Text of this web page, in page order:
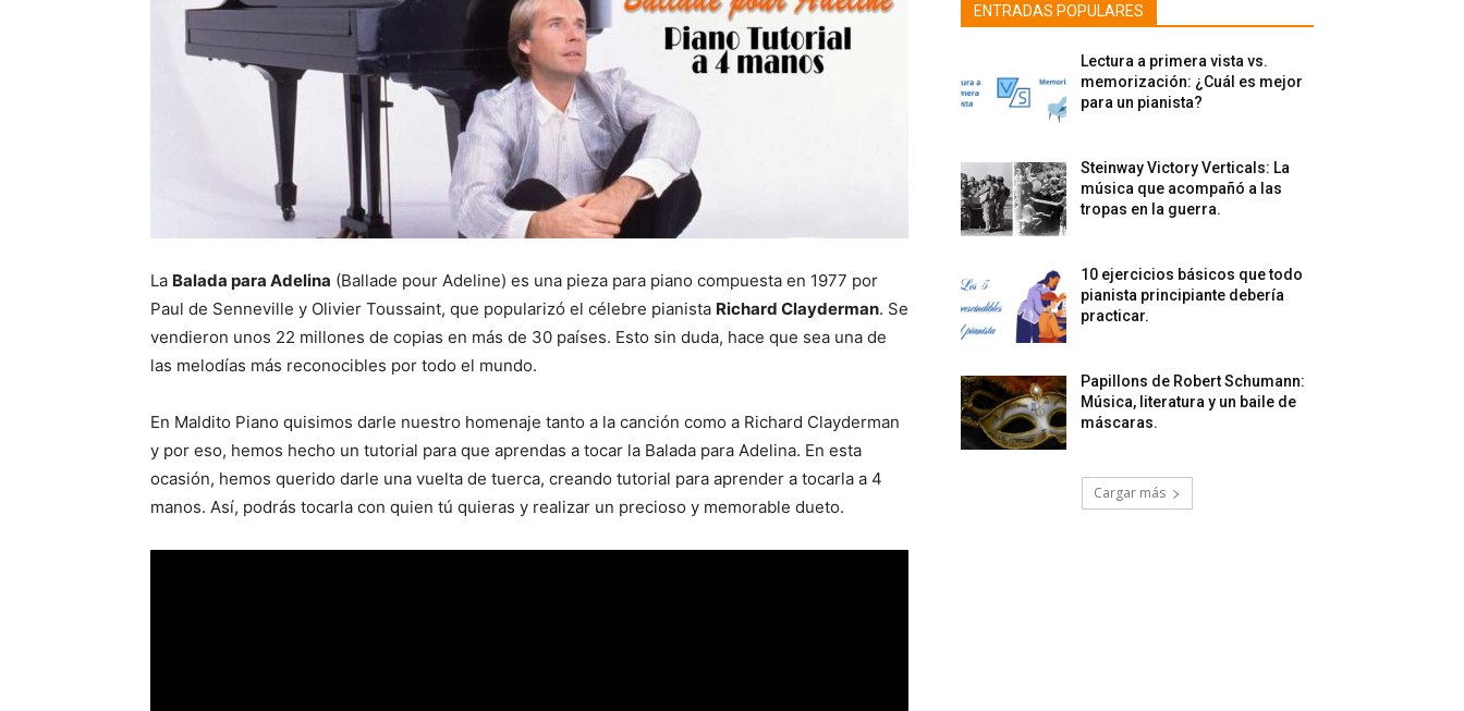
La Balada para Adelina (Ballade pour Adeline) es una pieza para piano compuesta en 1977 por
Paul de Senneville y Olivier Toussaint, que popularizó el célebre pianista Richard Clayderman. Se
vendieron unos 22 millones de copias en más de 30 países. Esto sin duda, hace que sea una de
las melodías más reconocibles por todo el mundo.
En Maldito Piano quisimos darle nuestro homenaje tanto a la canción como a Richard Clayderman
y por eso, hemos hecho un tutorial para que aprendas a tocar la Balada para Adelina. En esta
ocasión, hemos querido darle una vuelta de tuerca, creando tutorial para aprender a tocarla a 4
manos. Así, podrás tocarla con quien tú quieras y realizar un precioso y memorable dueto.
ENTRADAS POPULARES
Lectura a primera vista vs.
memorización: ¿Cuál es mejor
para un pianista?
Steinway Victory Verticals: La
música que acompañó a las
tropas en la guerra.
10 ejercicios básicos que todo
pianista principiante debería
practicar.
Papillons de Robert Schumann:
Música, literatura y un baile de
máscaras.
Cargar más